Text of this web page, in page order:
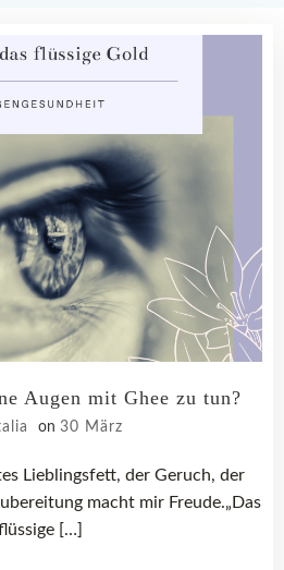
Augen mit Ghee zu tun?
on 30 März
Lieblingsfett, der Geruch, der
macht mir Freude.„Das
[…]